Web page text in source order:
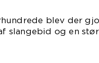
blev der
slangebid og en